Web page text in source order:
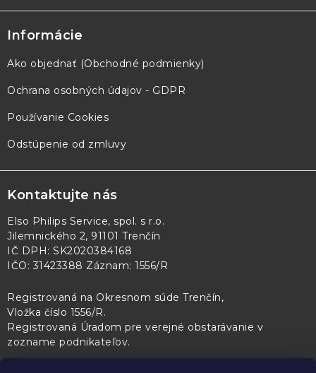
Informácie
Ako objednať (Obchodné podmienky)
Ochrana osobných údajov - GDPR
Používanie Cookies
Odstúpenie od zmluvy
Kontaktujte nás
Elso Philips Service, spol. s r.o.
Jilemnického 2, 91101 Trenčín
IČ DPH: SK2020384168
IČO: 31423388 Záznam: 1556/R
Registrovaná na Okresnom súde Trenčín,
Vložka číslo 1556/R.
Registrovaná Úradom pre verejné obstarávanie v
zozname podnikateľov.